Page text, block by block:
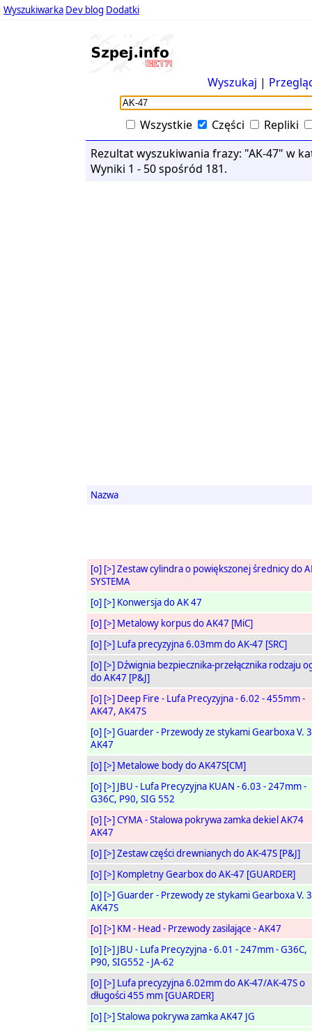
Wyszukiwarka Dev blog Dodatki
Wyszukaj |
Wszystkie Części
Repliki
Rezultat wyszukiwania frazy: "AK-47" w
Wyniki 1 - 50 spośród 181.
Nazwa
[o] [>]Zestaw cylindra o powiększonej średnicy do
SYSTEMA
[o] [>] Konwersja do AK 47
[o] [>] Metalowy korpus do AK47 [MiC]
[o] [>] Lufa precyzyjna 6.03mm do AK-47 [SRC]
[o] [>] Dźwignia bezpiecznika-przełącznika rodzaju
do AK47 [P&J]
[o] [>] Deep Fire - Lufa Precyzyjna - 6.02 - 455mm -
AK47, AK47S
[o] [>]Guarder - Przewody ze stykami Gearboxa V.
AK47
[o] [>] Metalowe body do AK47S[CM]
[o] [>] JBU - Lufa Precyzyjna KUAN - 6.03 - 247mm -
G36C, P90, SIG 552
[o] [>]CYMA - Stalowa pokrywa zamka dekiel AK74
AK47
[o] [>]Zestaw części drewnianych do AK-47S [P&J]
[o] [>] Kompletny Gearbox do AK-47 [GUARDER]
[o] [>]Guarder - Przewody ze stykami Gearboxa V.
AK47S
[o] [>] KM - Head - Przewody zasilające - AK47
[o] [>] JBU - Lufa Precyzyjna - 6.01 - 247mm - G36C,
P90, SIG552 - JA-62
[o] [>] Lufa precyzyjna 6.02mm do AK-47/AK-47S o
długości 455 mm [GUARDER]
[o] [>]Stalowa pokrywa zamka AK47 JG